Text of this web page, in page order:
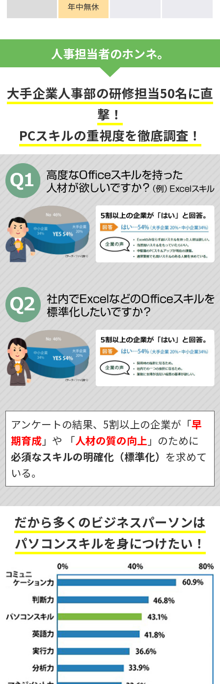
年中無休
人事担当者のホンネ。
大手企業人事部の研修担当50名に直
撃！
PCスキルの重視度を徹底調査！
アンケートの結果、5割以上の企業が「早
期育成 」や 「人材の質の向上 」のために
必須なスキルの明確化（標準化） を求めて
いる。
だから多くのビジネスパーソンは
パソコンスキルを身につけたい！